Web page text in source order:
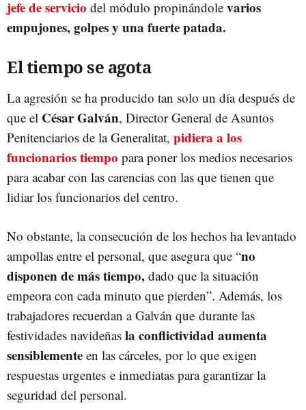
jefe de servicio del módulo propinándole varios
empujones, golpes y una fuerte patada.
El tiempo se agota
La agresión se ha producido tan solo un día después de
que el César Galván, Director General de Asuntos
Penitenciarios de la Generalitat, pidiera a los
funcionarios tiempo para poner los medios necesarios
para acabar con las carencias con las que tienen que
lidiar los funcionarios del centro.
No obstante, la consecución de los hechos ha levantado
ampollas entre el personal, que asegura que “no
disponen de más tiempo, dado que la situación
empeora con cada minuto que pierden”. Además, los
trabajadores recuerdan a Galván que durante las
festividades navideñas la conflictividad aumenta
sensiblemente en las cárceles, por lo que exigen
respuestas urgentes e inmediatas para garantizar la
seguridad del personal.